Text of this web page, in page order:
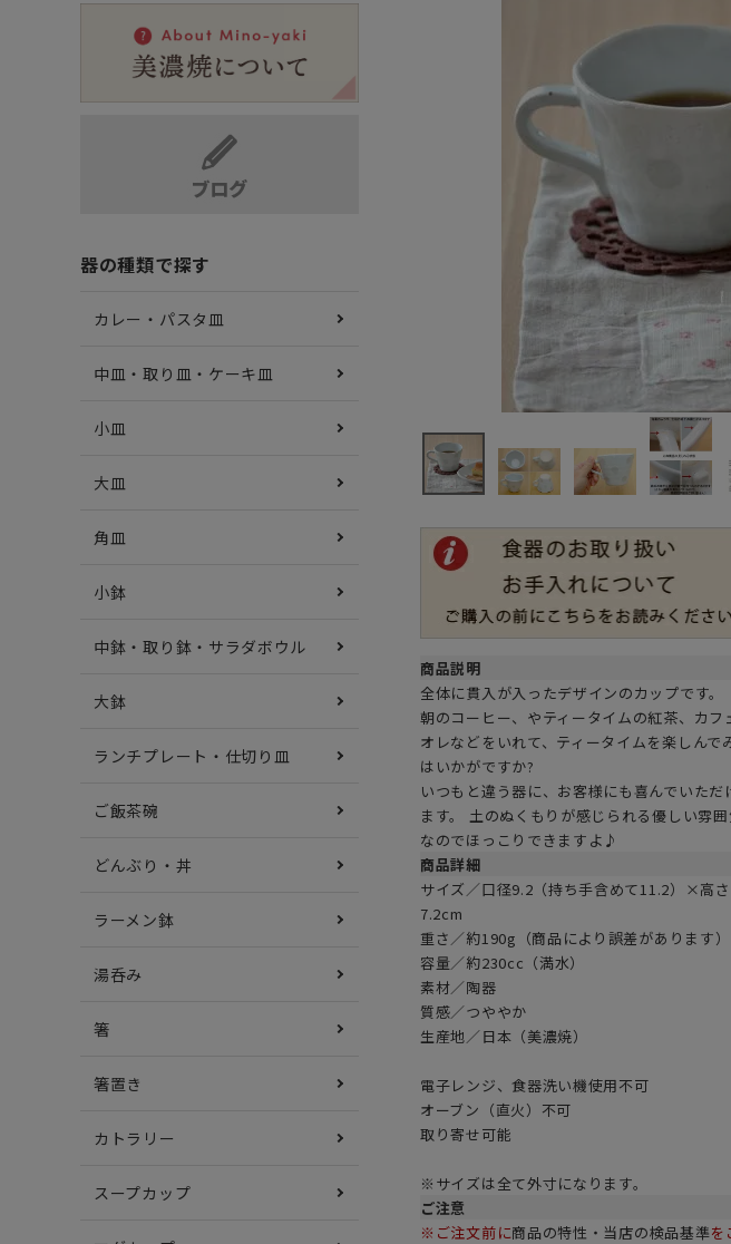
器の種類で探す
カレー・パスタ皿
中皿・取り皿・ケーキ皿
小皿
大皿
角皿
小鉢
中鉢・取り鉢・サラダボウル
大鉢
ランチプレート・仕切り皿
ご飯茶碗
どんぶり・丼
ラーメン鉢
湯呑み
箸
箸置き
カトラリー
スープカップ
商品説明
全体に貫入が入ったデザインのカップです。
朝のコーヒー、やティータイムの紅茶、カフ
オレなどをいれて、ティータイムを楽しんで
はいかがですか?
いつもと違う器に、お客様にも喜んでいただ
ます。 土のぬくもりが感じられる優しい雰
なのでほっこりできますよ♪
商品詳細
サイズ／口径9.2（持ち手含めて11.2）×高さ
7.2cm
重さ／約190g（商品により誤差があります）
容量／約230cc（満水）
素材／陶器
質感／つややか
生産地／日本（美濃焼）
電子レンジ、食器洗い機使用不可
オーブン（直火）不可
取り寄せ可能
※サイズは全て外寸になります。
ご注意
※ご注文前に商品の特性・当店の検品基準を